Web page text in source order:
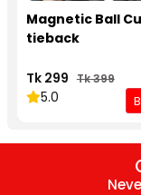
Magnetic Ball
tieback
Tk 299 Tk 399
5.0